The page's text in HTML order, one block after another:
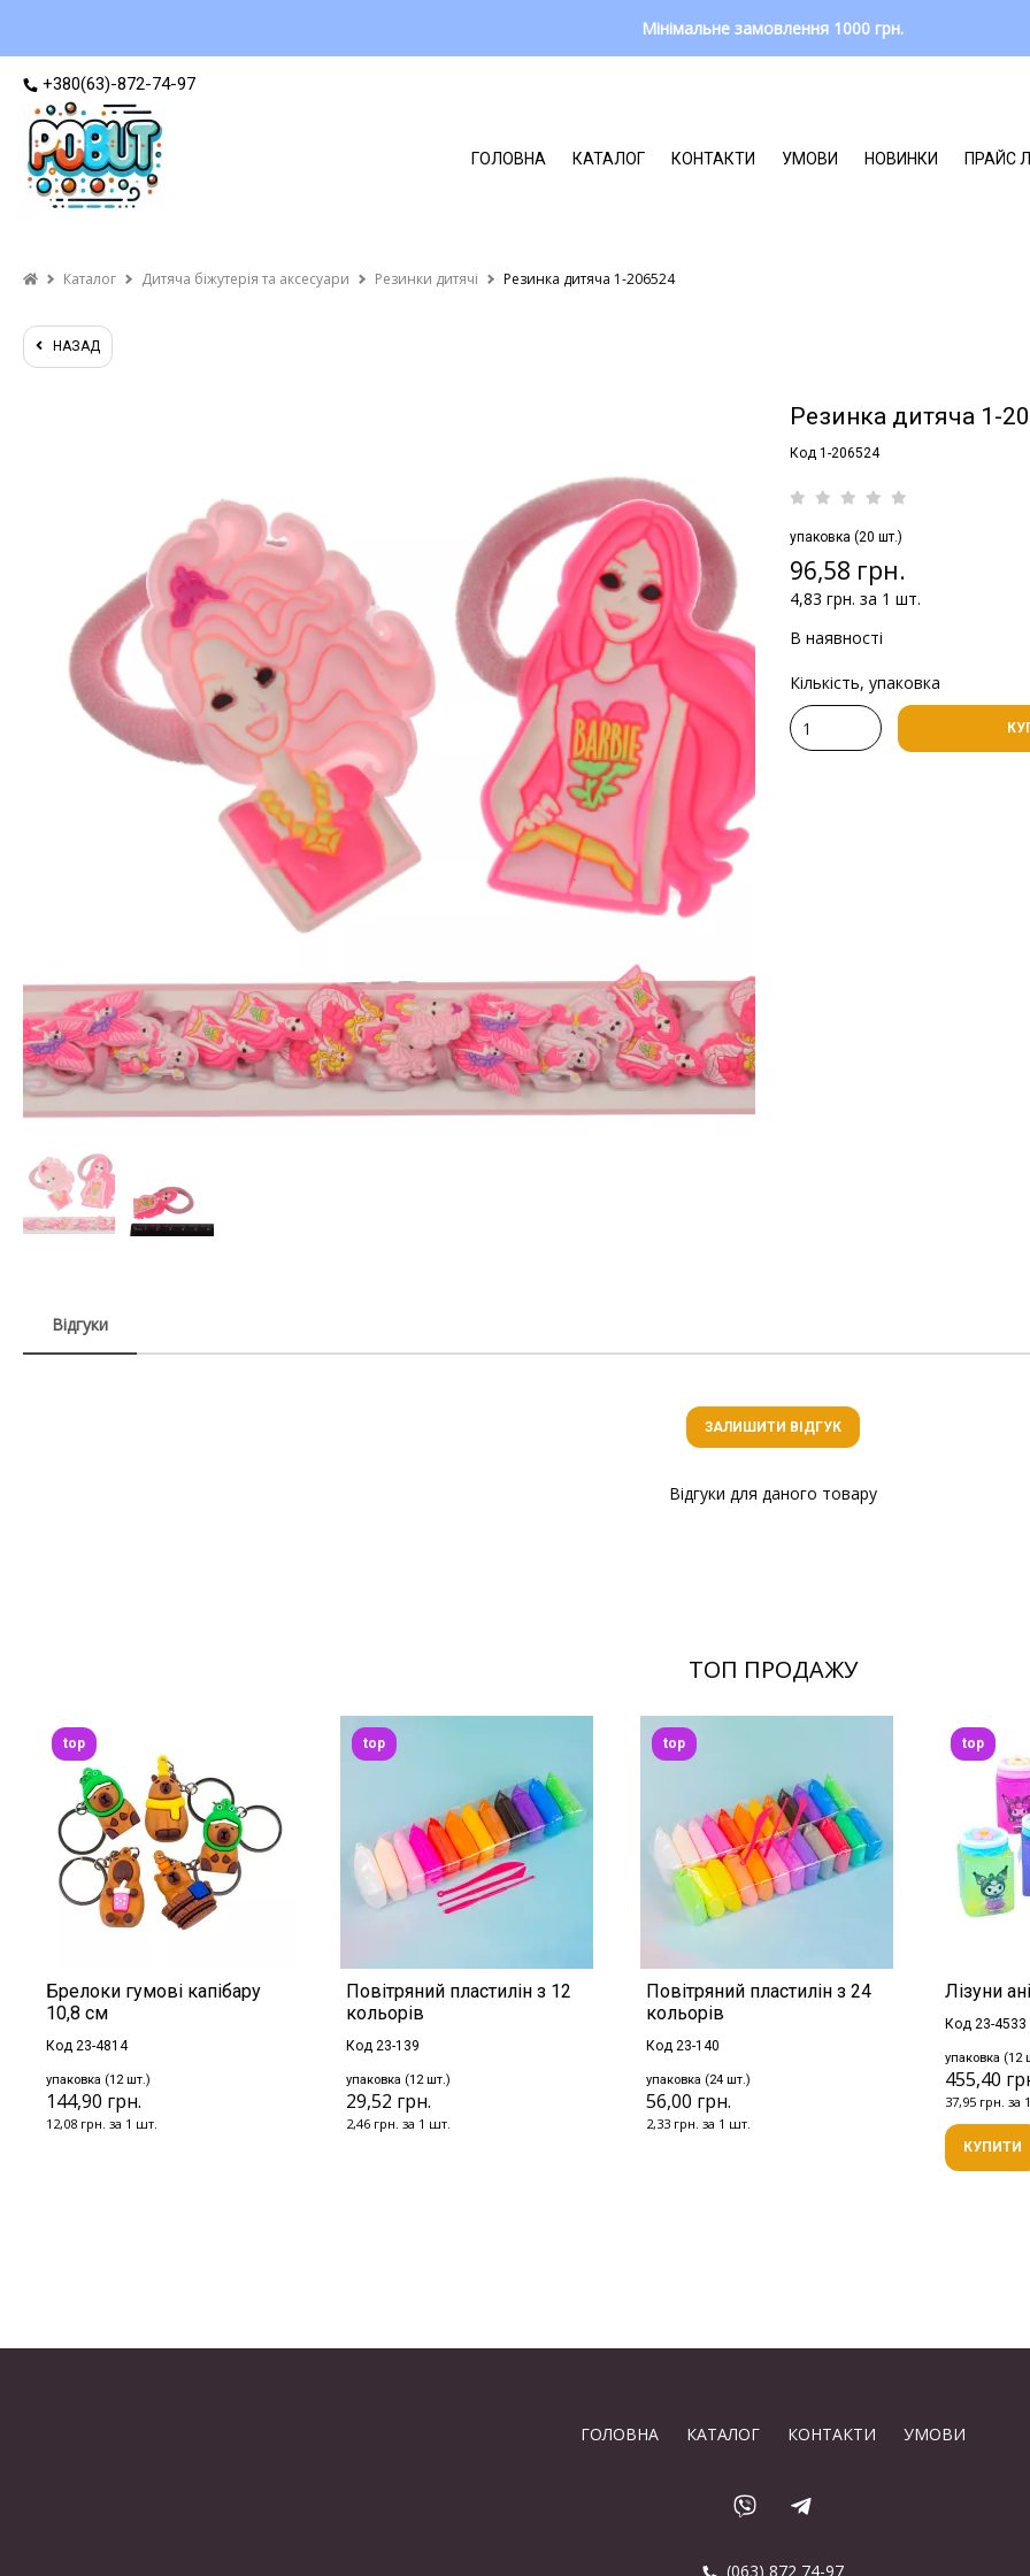
Мінімальне замовлення 1000 грн.
+380(63)-872-74-97
ГОЛОВНА КАТАЛОГ КОНТАКТИ УМОВИ НОВИНКИ ПРАЙС
Каталог Дитяча біжутерія та аксесуари Резинки дитячі Резинка дитяча 1-206524
НАЗАД
Резинка дитяча 1-
Код 1-206524
упаковка (20 шт.)
96,58 грн.
4,83 грн. за 1 шт.
В наявності
Кількість, упаковка
Відгуки
ЗАЛИШИТИ ВІДГУК
Відгуки для даного товару
ТОП ПРОДАЖУ
Брелоки гумові капібару
10,8 см
Код 23-4814
упаковка (12 шт.)
144,90 грн.
12,08 грн. за 1 шт.
top
Повітряний пластилін з 12
кольорів
Код 23-139
упаковка (12 шт.)
29,52 грн.
2,46 грн. за 1 шт.
top
Повітряний пластилін з 24
кольорів
Код 23-140
упаковка (24 шт.)
56,00 грн.
2,33 грн. за 1 шт.
top
Лізуни
Код 23-4533
упаковка (12
455,40
37,95 грн. за
top
КУПИТИ
ГОЛОВНА КАТАЛОГ КОНТАКТИ УМОВИ
(063) 872 74-97